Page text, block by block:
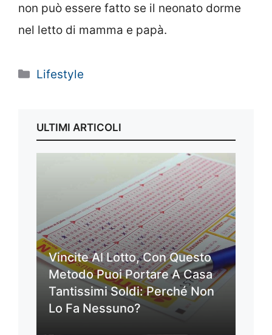
non può essere fatto se il neonato dorme
nel letto di mamma e papà.
Categorie
Lifestyle
ULTIMI ARTICOLI
Vincite Al Lotto, Con Questo
Metodo Puoi Portare A Casa
Tantissimi Soldi: Perché Non
Lo Fa Nessuno?